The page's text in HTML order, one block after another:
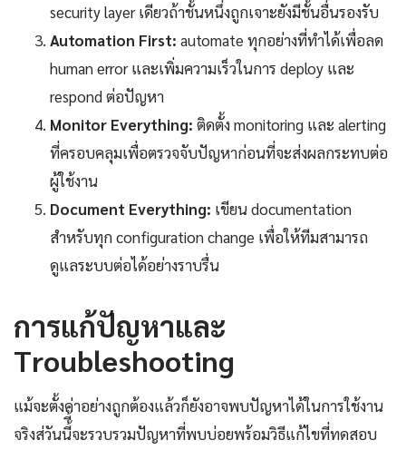
security layer เดียวถ้าชั้นหนึ่งถูกเจาะยังมีชั้นอื่นรองรับ
Automation First: automate ทุกอย่างที่ทำได้เพื่อลด
human error และเพิ่มความเร็วในการ deploy และ
respond ต่อปัญหา
Monitor Everything: ติดตั้ง monitoring และ alerting
ที่ครอบคลุมเพื่อตรวจจับปัญหาก่อนที่จะส่งผลกระทบต่อ
ผู้ใช้งาน
Document Everything: เขียน documentation
สำหรับทุก configuration change เพื่อให้ทีมสามารถ
ดูแลระบบต่อได้อย่างราบรื่น
การแก้ปัญหาและ
Troubleshooting
แม้จะตั้งค่าอย่างถูกต้องแล้วก็ยังอาจพบปัญหาได้ในการใช้งาน
จริงส่วันนี้ี้จะรวบรวมปัญหาที่พบบ่อยพร้อมวิธีแก้ไขที่ทดสอบ